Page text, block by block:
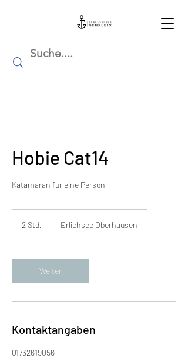
Hobie Cat14
Katamaran für eine Person
2 Std.
d
.
Erlichsee Oberhausen
Weiter
Kontaktangaben
01732619056